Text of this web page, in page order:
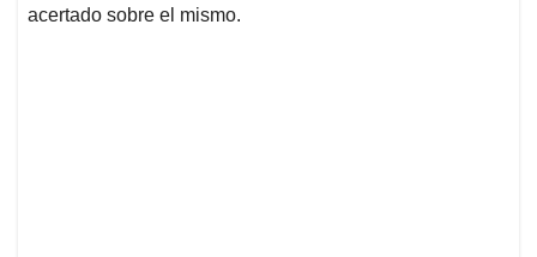
acertado sobre el mismo.